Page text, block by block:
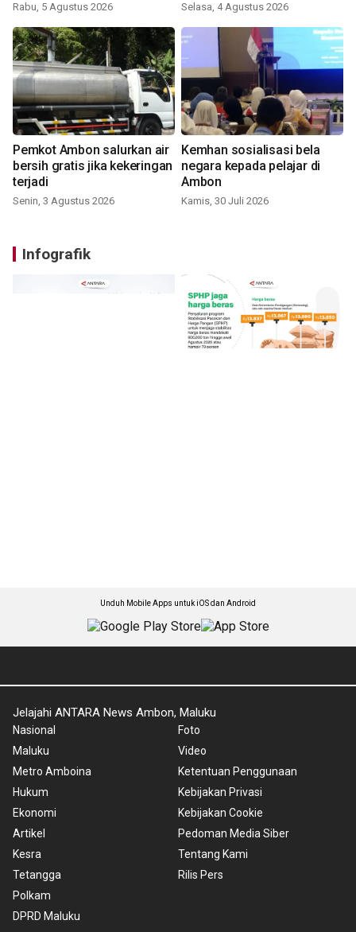
Rabu, 5 Agustus 2026 Selasa, 4 Agustus 2026
Pemkot Ambon salurkan air
bersih gratis jika kekeringan
terjadi
Senin, 3 Agustus 2026
Kemhan sosialisasi bela
negara kepada pelajar di
Ambon
Kamis, 30 Juli 2026
Infografik
Unduh Mobile Apps untuk iOS dan Android
Jelajahi ANTARA News Ambon, Maluku
Nasional
Maluku
Metro Amboina
Hukum
Ekonomi
Artikel
Kesra
Tetangga
Polkam
DPRD Maluku
Foto
Video
Ketentuan Penggunaan
Kebijakan Privasi
Kebijakan Cookie
Pedoman Media Siber
Tentang Kami
Rilis Pers